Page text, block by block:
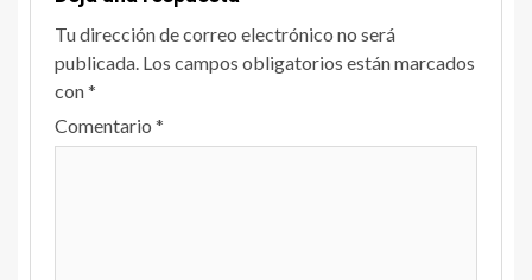
Tu dirección de correo electrónico no será
publicada. Los campos obligatorios están marcados
con*
Comentario *